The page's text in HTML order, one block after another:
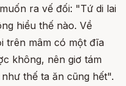
ra vế đối: "Tứ di lai
hiểu thế nào. Về
trên mâm có một đĩa
không, nên giơ tám
thế ta ăn cũng hết".